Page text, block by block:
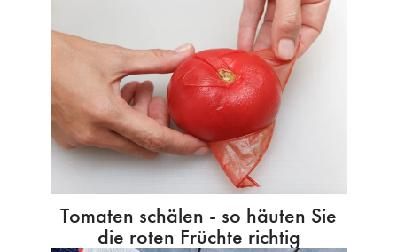
Tomaten schälen - so häuten Sie
die roten Früchte richtig